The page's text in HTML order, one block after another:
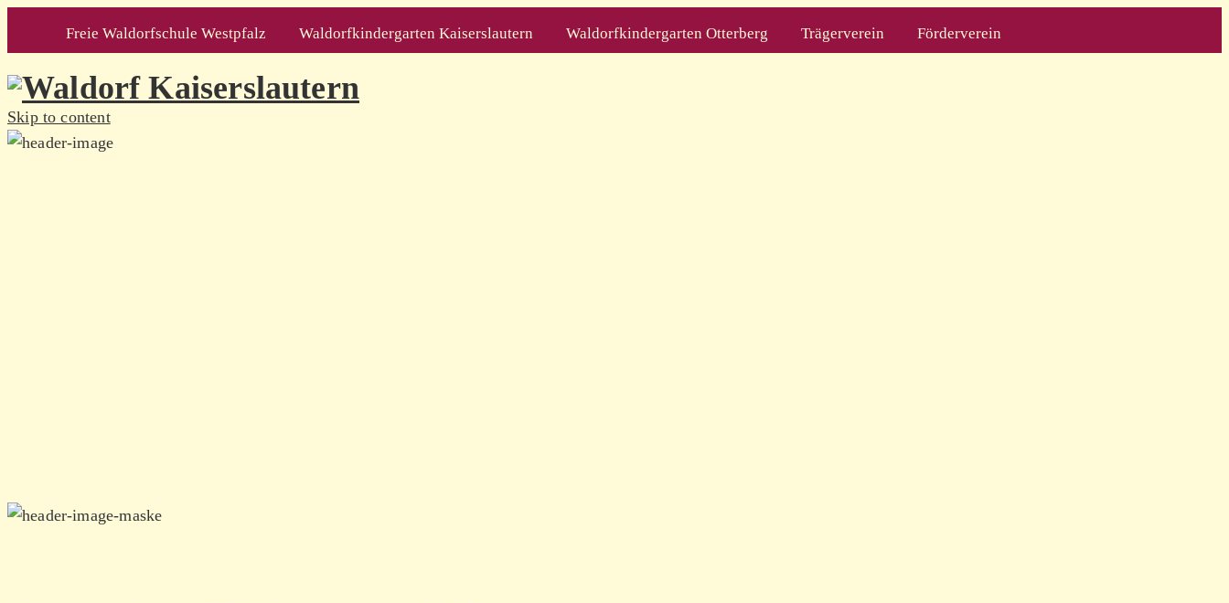
Freie Waldorfschule Westpfalz Waldorfkindergarten Kaiserslautern Waldorfkindergarten Otterberg Trägerverein Förderverein
Skip to content